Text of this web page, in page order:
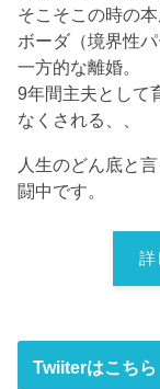
そこそこの時の本
ボーダ（境界性
一方的な離婚。
9年間主夫として
なくされる、、
人生のどん底と
闘中です。
詳
Twiiterはこちら